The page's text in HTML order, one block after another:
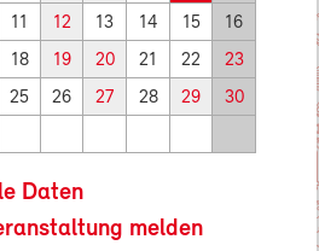
11 12 13 14 15 16
18 19 20 21 22 23
25 26 27 28 29 30
Daten
melden